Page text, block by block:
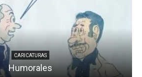
CARICATURAS
Humorales